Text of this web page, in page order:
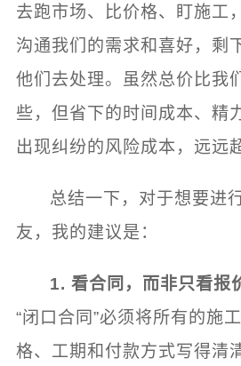
去跑市场、比价格、盯施工
沟通我们的需求和喜好，剩
他们去处理。虽然总价比我
些，但省下的时间成本、精
出现纠纷的风险成本，远远
总结一下，对于想要进
友，我的建议是：
1. 看合同，而非只看报
“闭口合同”必须将所有的施
格、工期和付款方式写得清